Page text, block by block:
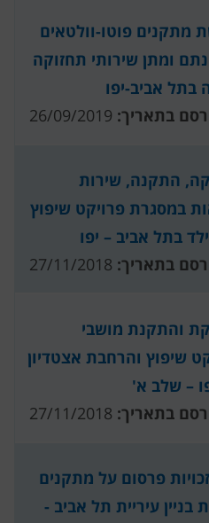
2019 לרכישת מתקנים פוטו-וולטאים
ומתן שירותי תחזוקה
בתל אביב-יפו
בתאריך:
2018 להספקה, התקנה, שירות
במסגרת פרויקט שיפוץ
בתל אביב – יפו
בתאריך:
2018 לאספקת והתקנת מושבי
שיפוץ והרחבת אצטדיון
– שלב א'
בתאריך:
2018 למתן זכויות פרסום על מתקנים
בניין עיריית תל אביב -